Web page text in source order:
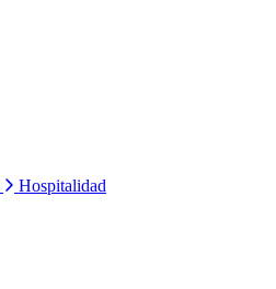
Hospitalidad